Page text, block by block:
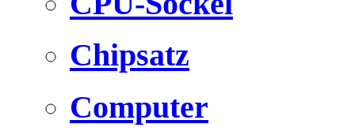
Chipsatz
Computer